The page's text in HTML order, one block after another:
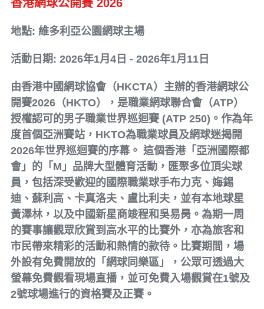
香港網球公開賽 2026
地點: 維多利亞公園網球主場
活動日期: 2026年1月4日 - 2026年1月11日
由香港中國網球協會（HKCTA）主辦的香港網球公
開賽2026（HKTO），是職業網球聯合會（ATP）
授權認可的男子職業世界巡迴賽 (ATP 250)。作為年
度首個亞洲賽站，HKTO為職業球員及網球迷揭開
2026年世界巡迴賽的序幕。 這個香港「亞洲國際都
會」的「M」品牌大型體育活動，匯聚多位頂尖球
員，包括深受歡迎的國際職業球手布力克、娒錫
迪、蘇利高、卡真洛夫、盧比利夫，並有本地球星
黃澤林，以及中國新星商竣程和吳易昺。為期一周
的賽事讓觀眾欣賞到高水平的比賽外，亦為旅客和
市民帶來精彩的活動和熱情的款待。比賽期間，場
外設有免費開放的「網球同樂區」，公眾可透過大
螢幕免費觀看現場直播，並可免費入場觀賞在1號及
2號球場進行的資格賽及正賽。